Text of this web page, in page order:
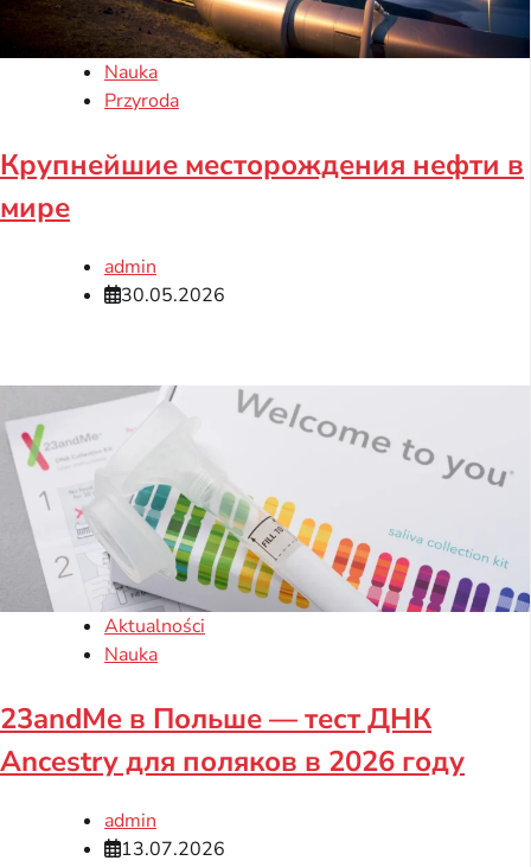
Nauka
Przyroda
Крупнейшие месторождения нефти в
мире
admin
30.05.2026
Aktualności
Nauka
23andMe в Польше — тест ДНК
Ancestry для поляков в 2026 году
admin
13.07.2026